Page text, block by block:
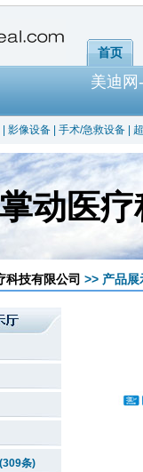
首页
美迪
影像设备 手术/急救设备
动医
科技有限公司 >> 产品
条)